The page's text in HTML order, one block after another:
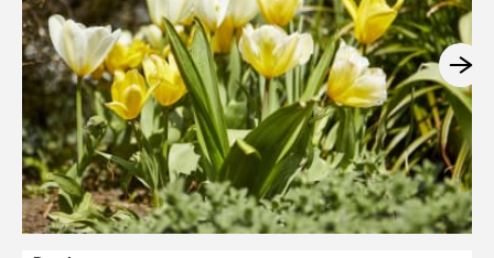
Qui sommes-nous?
FR NL